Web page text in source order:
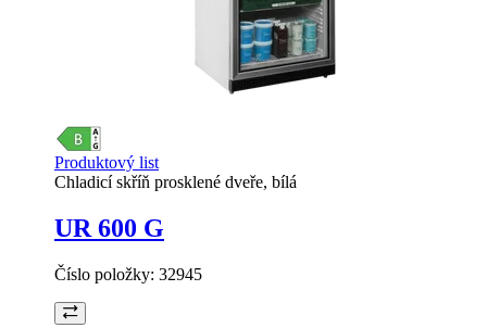
Produktový list
Chladicí skříň prosklené dveře, bílá
UR 600 G
Číslo položky: 32945